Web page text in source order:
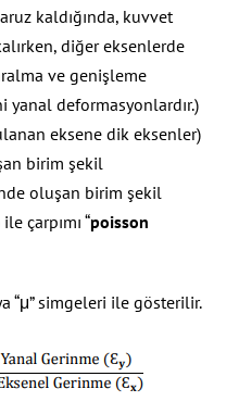
kaldığında, kuvvet
diğer eksenlerde
ve genişleme
yanal deformasyonlardır.)
eksene dik eksenler)
birim şekil
oluşan birim şekil
çarpımı “poisson
“μ” simgeleri ile gösterilir.